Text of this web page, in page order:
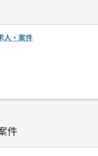
トは長期を想定しており、
人・案件
件